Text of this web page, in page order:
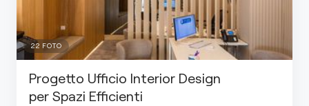
22 FOTO
Progetto Ufficio Interior Design
per Spazi Efficienti